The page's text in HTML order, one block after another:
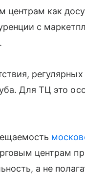
центрам как
с
Для ТЦ это
центрам
а не